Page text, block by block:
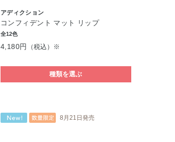
アディクション
コンフィデント マット リップ
全12色
4,180円 （税込）※
種類を選ぶ
8月21日発売